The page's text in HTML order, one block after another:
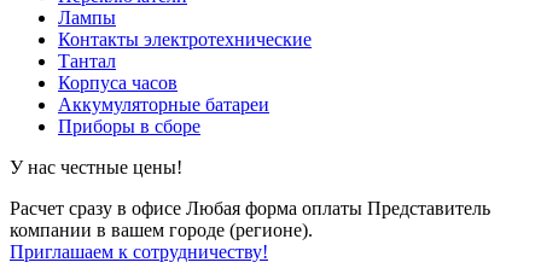
Лампы
Контакты электротехнические
Тантал
Корпуса часов
Аккумуляторные батареи
Приборы в сборе
У нас честные цены!
Расчет сразу в офисе Любая форма оплаты Представитель
компании в вашем городе (регионе).
Приглашаем к сотрудничеству!